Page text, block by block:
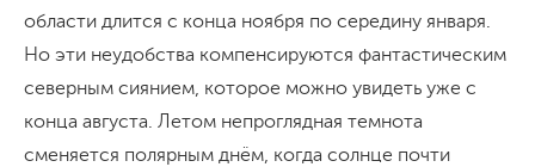
области длится с конца ноября по середину января.
Но эти неудобства компенсируются фантастическим
северным сиянием, которое можно увидеть уже с
конца августа. Летом непроглядная темнота
сменяется полярным днём, когда солнце почти